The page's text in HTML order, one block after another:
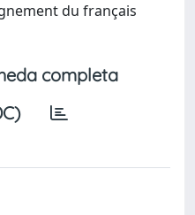
du français
completa